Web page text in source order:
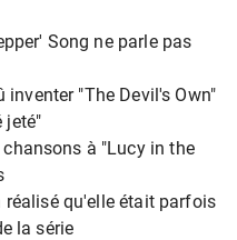
Song ne parle pas
"The Devil's Own"
jeté"
à "Lucy in the
réalisé qu'elle était parfois
la série